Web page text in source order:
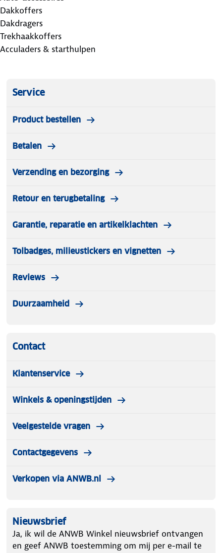
Dakkoffers
Dakdragers
Trekhaakkoffers
Acculaders & starthulpen
Service
Product bestellen
Betalen
Verzending en bezorging
Retour en terugbetaling
Garantie, reparatie en artikelklachten
Tolbadges, milieustickers en vignetten
Reviews
Duurzaamheid
Contact
Klantenservice
Winkels & openingstijden
Veelgestelde vragen
Contactgegevens
Verkopen via ANWB.nl
Nieuwsbrief
Ja, ik wil de ANWB Winkel nieuwsbrief ontvangen
en geef ANWB toestemming om mij per e-mail te